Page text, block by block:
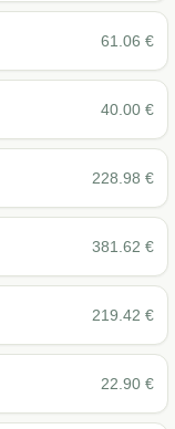
61.06 €
40.00 €
228.98 €
381.62 €
219.42 €
22.90 €